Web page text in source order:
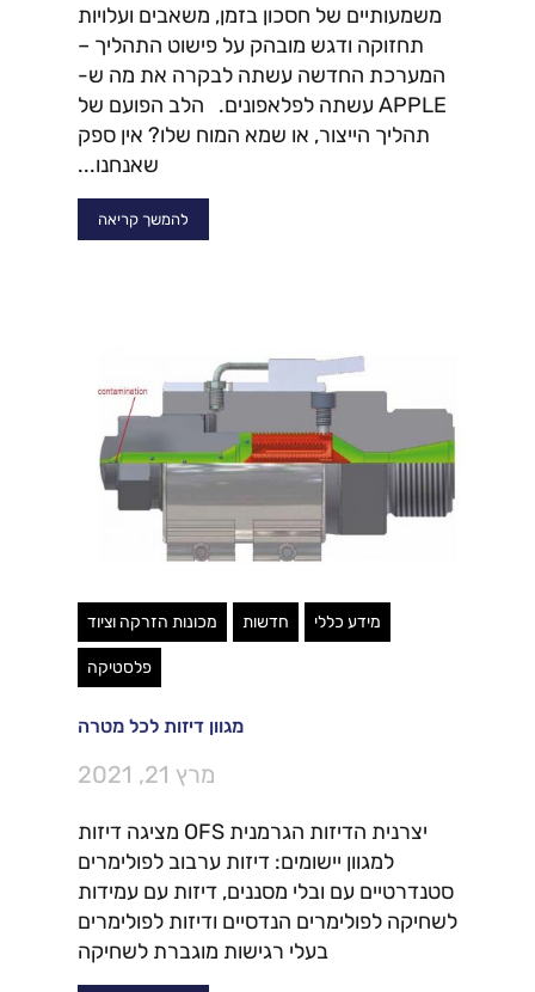
משמעותיים של חסכון בזמן, משאבים ועלויות
תחזוקה ודגש מובהק על פישוט התהליך –
המערכת החדשה עשתה לבקרה את מה ש-
APPLE עשתה לפלאפונים. הלב הפועם של
תהליך הייצור, או שמא המוח שלו? אין ספק
שאנחנו...
להמשך קריאה
מידע כללי חדשות מכונות הזרקה וציוד
פלסטיקה
מגוון דיזות לכל מטרה
מרץ 21, 2021
יצרנית הדיזות הגרמנית OFS מציגה דיזות
למגוון יישומים: דיזות ערבוב לפולימרים
סטנדרטיים עם ובלי מסננים, דיזות עם עמידות
לשחיקה לפולימרים הנדסיים ודיזות לפולימרים
בעלי רגישות מוגברת לשחיקה